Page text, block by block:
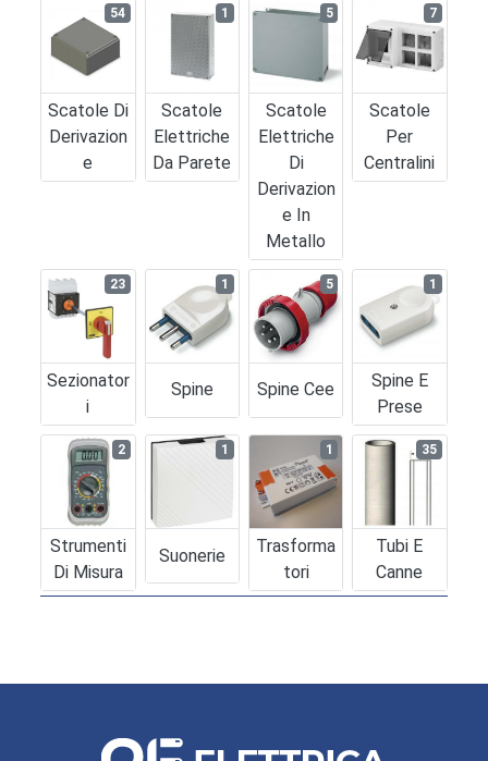
Scatole Di
Derivazion
E
54
Scatole
Elettriche
Da Parete
1
Scatole
Elettriche
Di
Derivazion
E In
Metallo
5
Scatole
Per
Centralini
7
Sezionator
I
23
Spine
1
Spine Cee
5
Spine E
Prese
1
Strumenti
Di Misura
2
Suonerie
1
Trasforma
Tori
1
Tubi E
Canne
35